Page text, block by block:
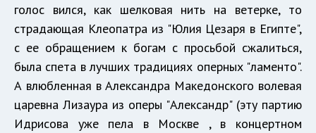
голос вился, как шелковая нить на ветерке, то
страдающая Клеопатра из "Юлия Цезаря в Египте",
с ее обращением к богам с просьбой сжалиться,
была спета в лучших традициях оперных "ламенто".
А влюбленная в Александра Македонского волевая
царевна Лизаура из оперы "Александр" (эту партию
Идрисова уже пела в Москве , в концертном